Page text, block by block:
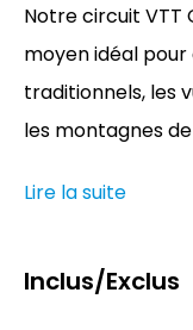
Notre circuit
moyen idéal
traditionnels, les
les montagnes de
Lire la suite
Inclus/Exclus